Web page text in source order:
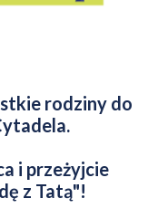
rodziny do
i przeżyjcie
z Tatą"!